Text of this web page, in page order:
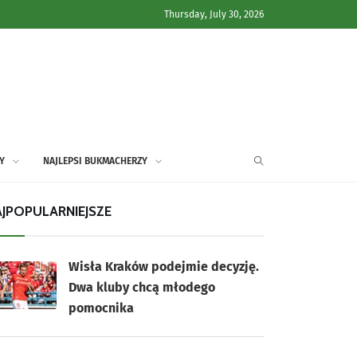
Thursday, July 30, 2026
NAJLEPSI BUKMACHERZY
Wisła Kraków podejmie decyzję.
Dwa kluby chcą młodego
pomocnika